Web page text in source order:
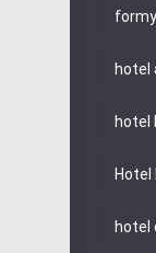
hotel
hotel
Hotel
hotel